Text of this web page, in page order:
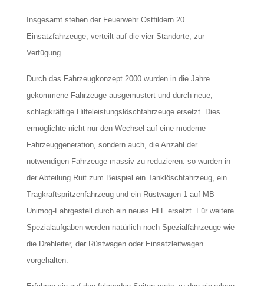
Insgesamt stehen der Feuerwehr Ostfildern 20
Einsatzfahrzeuge, verteilt auf die vier Standorte, zur
Verfügung.
Durch das Fahrzeugkonzept 2000 wurden in die Jahre
gekommene Fahrzeuge ausgemustert und durch neue,
schlagkräftige Hilfeleistungslöschfahrzeuge ersetzt. Dies
ermöglichte nicht nur den Wechsel auf eine moderne
Fahrzeuggeneration, sondern auch, die Anzahl der
notwendigen Fahrzeuge massiv zu reduzieren: so wurden in
der Abteilung Ruit zum Beispiel ein Tanklöschfahrzeug, ein
Tragkraftspritzenfahrzeug und ein Rüstwagen 1 auf MB
Unimog-Fahrgestell durch ein neues HLF ersetzt. Für weitere
Spezialaufgaben werden natürlich noch Spezialfahrzeuge wie
die Drehleiter, der Rüstwagen oder Einsatzleitwagen
vorgehalten.